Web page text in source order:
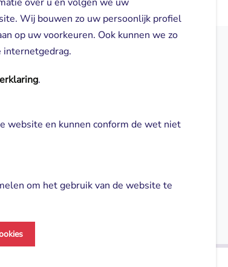
Wij bouwen zo uw persoonlijk profiel
op uw voorkeuren. Ook kunnen we zo
internetgedrag.
.
website en kunnen conform de wet niet
om het gebruik van de website te
om de effectiviteit van onze
Locaties